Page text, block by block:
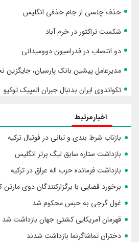
حذف چلسی از جام حذفی انگلیس
شکست تراکتور در خرم آباد
دو انتصاب در فدراسیون دوومیدانی
مدیرعامل پیشین بانک پارسیان، جایگزین
تکواندوی ایران بدنبال جبران المپیک توکیو
اخبارمرتبط
بازتاب شرط بندی و تبانی در فوتبال ترکیه
بازداشت ستاره سابق لیگ برتر انگلیس
بازداشت فرمانده حزب اله عراق در ترکیه
برخورد قضایی با برگزارکنندگان دوی
غول گرجی به حبس محکوم شد
قهرمان آمریکایی کشتی جهان بازداشت شد
دختران تماشاگرنما بازداشت شدند